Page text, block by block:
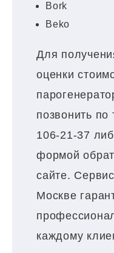
Bork
Beko
Для
оценки
позвонить
106-21-37
формой
сайте.
Москве
каждому